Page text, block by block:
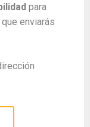
para
enviarás